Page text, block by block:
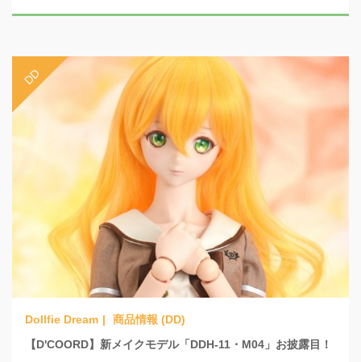
商品情報 (DD)
【D'COORD】新メイクモデル「DDH-11・M04」お披露目！